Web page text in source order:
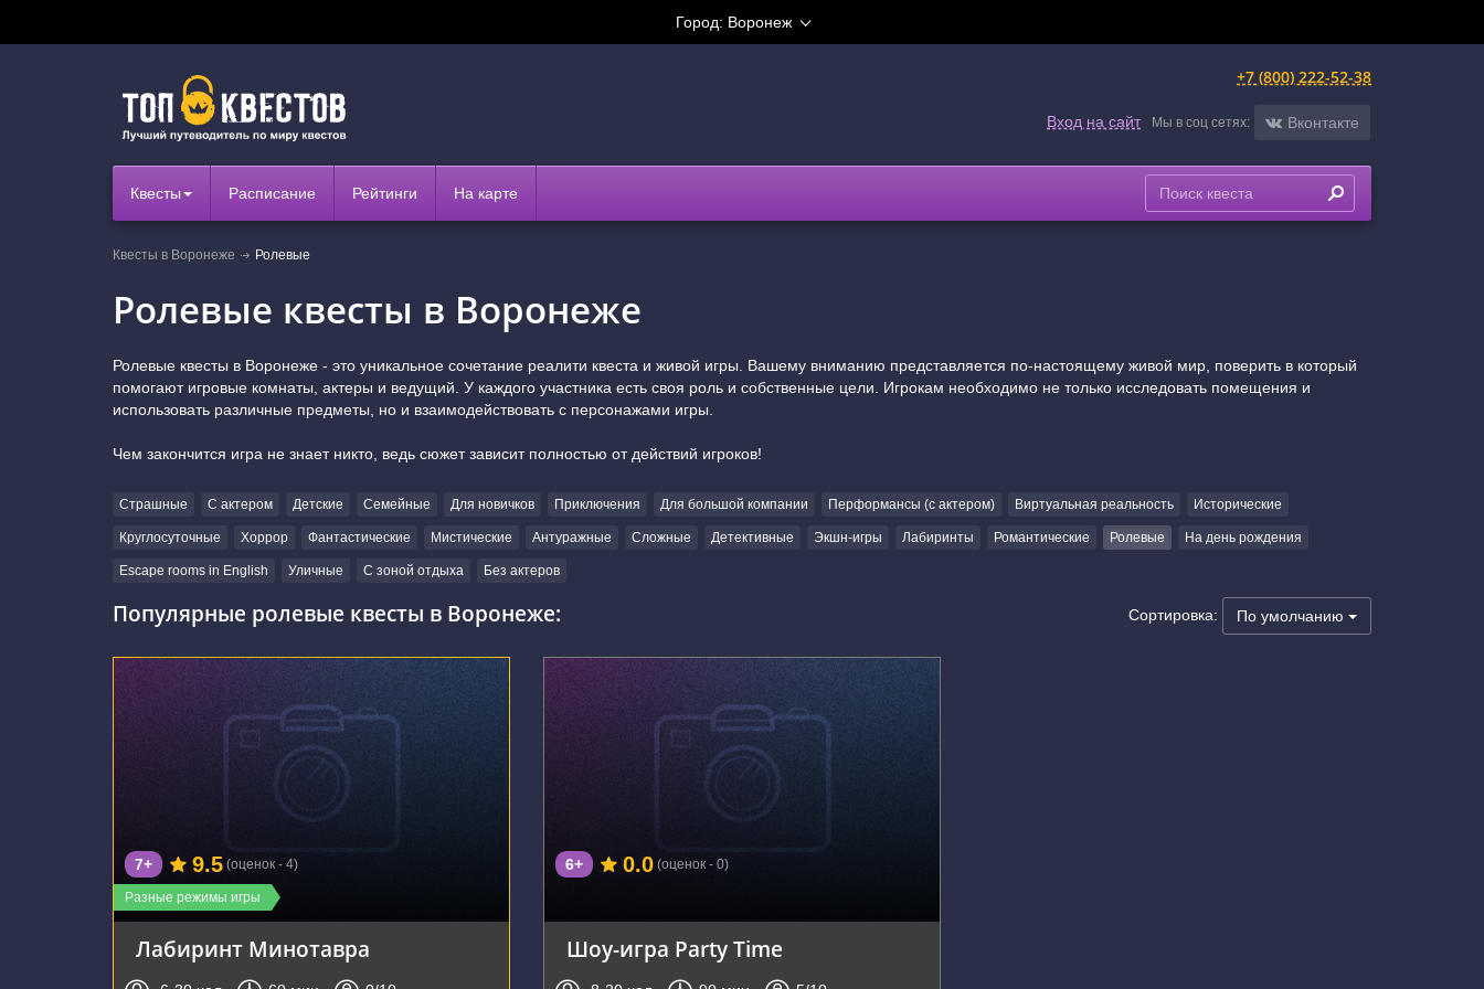
Город: Воронеж
+7 (800) 222-52-38
Вход на сайт Мы в соц сетях: Вконтакте
Квесты Расписание Рейтинги На карте
Квесты в Воронеже Ролевые
Ролевые квесты в Воронеже
Ролевые квесты в Воронеже - это уникальное сочетание реалити квеста и живой игры. Вашему вниманию представляется по-настоящему живой мир, поверить в который
помогают игровые комнаты, актеры и ведущий. У каждого участника есть своя роль и собственные цели. Игрокам необходимо не только исследовать помещения и
использовать различные предметы, но и взаимодействовать с персонажами игры.
Чем закончится игра не знает никто, ведь сюжет зависит полностью от действий игроков!
Страшные С актером Детские Семейные Для новичков Приключения Для большой компании Перформансы (с актером) Виртуальная реальность Исторические
Круглосуточные Хоррор Фантастические Мистические Антуражные Сложные Детективные Экшн-игры Лабиринты Романтические Ролевые На день рождения
Escape rooms in English Уличные С зоной отдыха Без актеров
Популярные ролевые квесты в Воронеже: Сортировка: По умолчанию
г. Воронеж, Московский проспект, 32А
Разные режимы игры
7+ 9.5 (оценок - 4)
Лабиринт Минотавра
г. Воронеж, Московский проспект, 114
6+ 0.0 (оценок - 0)
Шоу-игра Party Time